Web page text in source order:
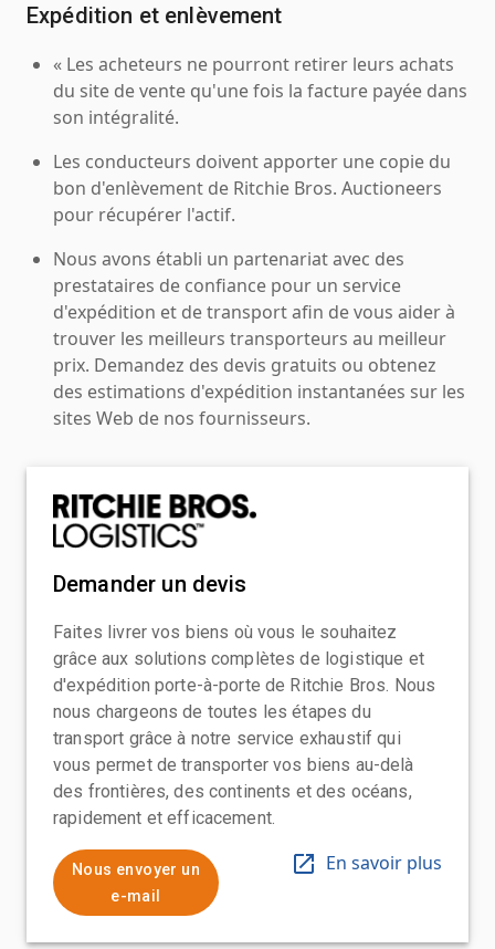
Expédition et enlèvement
« Les acheteurs ne pourront retirer leurs achats
du site de vente qu'une fois la facture payée dans
son intégralité.
Les conducteurs doivent apporter une copie du
bon d'enlèvement de Ritchie Bros. Auctioneers
pour récupérer l'actif.
Nous avons établi un partenariat avec des
prestataires de confiance pour un service
d'expédition et de transport afin de vous aider à
trouver les meilleurs transporteurs au meilleur
prix. Demandez des devis gratuits ou obtenez
des estimations d'expédition instantanées sur les
sites Web de nos fournisseurs.
Demander un devis
Faites livrer vos biens où vous le souhaitez
grâce aux solutions complètes de logistique et
d'expédition porte-à-porte de Ritchie Bros. Nous
nous chargeons de toutes les étapes du
transport grâce à notre service exhaustif qui
vous permet de transporter vos biens au-delà
des frontières, des continents et des océans,
rapidement et efficacement.
Nous envoyer un
e-mail
En savoir plus